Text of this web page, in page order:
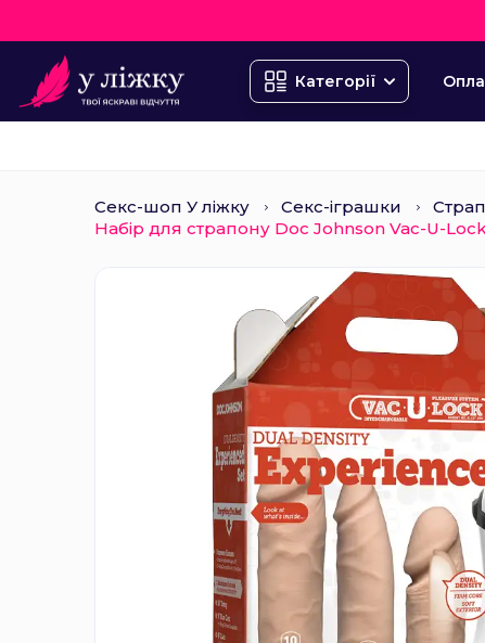
Категорії
Секс-шоп У ліжку Секс-іграшки
Набір для страпону Doc Johnson Vac-U-